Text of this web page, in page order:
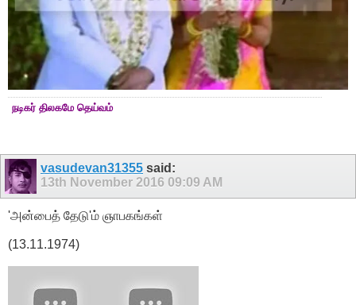
நடிகர் திலகமே தெய்வம்
vasudevan31355 said:
13th November 2016 09:09 AM
'அன்பைத் தேடு'ம் ஞாபகங்கள்
(13.11.1974)